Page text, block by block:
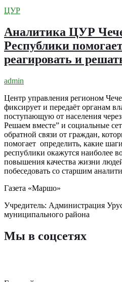
ЦУР
Аналитика ЦУР
Республики
реагировать и
admin
Центр управления регионом
фиксирует и передаёт органам
поступающую от населения
Решаем вместе” и социальные
обратной связи от граждан,
помогает определить, какие
республики окажутся наиболее
повышения качества жизни
побеседовать со старшим
Газета «Маршо»
Учредитель: Администрация
муниципального района
Мы в соцсетях